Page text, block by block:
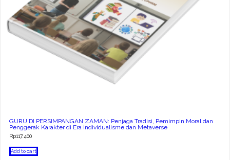
GURU DI PERSIMPANGAN ZAMAN: Penjaga Tradisi, Pemimpin Moral dan
Penggerak Karakter di Era Individualisme dan Metaverse
Rp117.400
Add to cart